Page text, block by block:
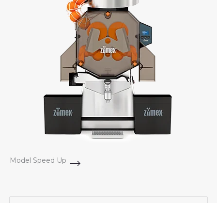
Model Speed Up